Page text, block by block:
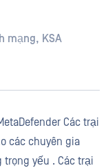
mạng, KSA
Các trại
các chuyên gia
yếu . Các trại